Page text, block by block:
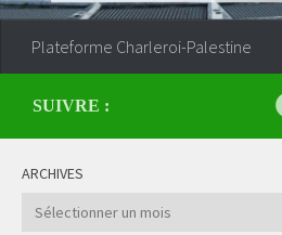
Plateforme Charleroi-Palestine
SUIVRE :
ARCHIVES
Archives